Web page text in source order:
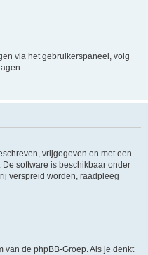
via het gebruikerspaneel, volg
vrijgegeven en met een
. De software is beschikbaar onder
verspreid worden, raadpleeg
van de phpBB-Groep. Als je denkt